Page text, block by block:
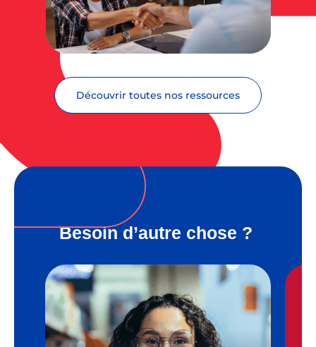
Découvrir toutes nos ressources
Besoin d’autre chose ?